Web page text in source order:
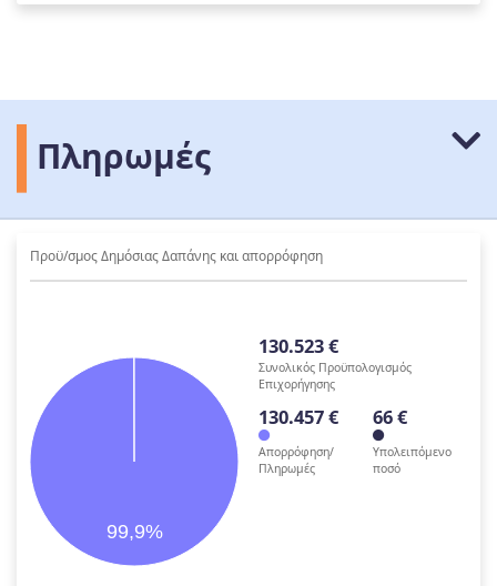
Πληρωμές
Προϋ/σμος Δημόσιας Δαπάνης και απορρόφηση
99,9%
130.523 €
Συνολικός Προϋπολογισμός
Επιχορήγησης
130.457 €
Απορρόφηση/
Πληρωμές
66 €
Υπολειπόμενο
ποσό